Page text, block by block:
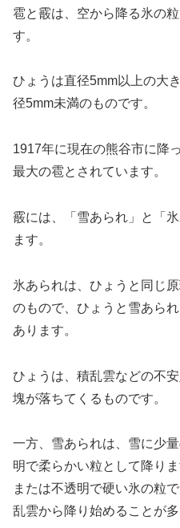
雹と霰は、空から降る氷の
す。
ひょうは直径5mm以上の大
径5mm未満のものです。
1917年に現在の熊谷市に降
最大の雹とされています。
霰には、「雪あられ」と「
ます。
氷あられは、ひょうと同じ
のもので、ひょうと雪あら
あります。
ひょうは、積乱雲などの不
塊が落ちてくるものです。
一方、雪あられは、雪に少
明で柔らかい粒として降り
または不透明で硬い氷の粒
乱雲から降り始めることが多